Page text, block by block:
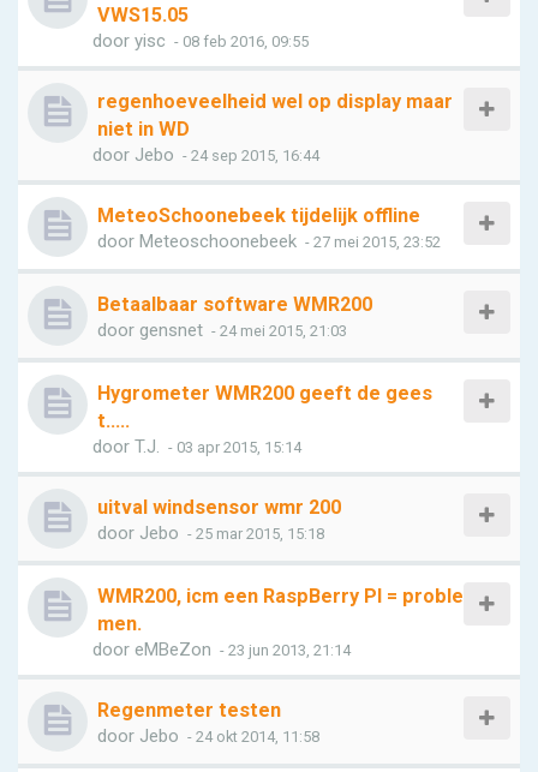
VWS15.05
door yisc - 08 feb 2016, 09:55
regenhoeveelheid wel op display maar
niet in WD
door Jebo - 24 sep 2015, 16:44
MeteoSchoonebeek tijdelijk offline
door Meteoschoonebeek - 27 mei 2015, 23:52
Betaalbaar software WMR200
door gensnet - 24 mei 2015, 21:03
Hygrometer WMR200 geeft de gees
t.....
door T.J. - 03 apr 2015, 15:14
uitval windsensor wmr 200
door Jebo - 25 mar 2015, 15:18
WMR200, icm een RaspBerry PI = proble
men.
door eMBeZon - 23 jun 2013, 21:14
Regenmeter testen
door Jebo - 24 okt 2014, 11:58